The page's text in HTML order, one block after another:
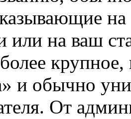
или на ваш
крупное,
и обычно
От